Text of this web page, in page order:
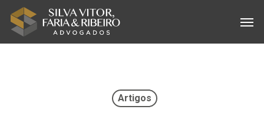
Skip
Artigos